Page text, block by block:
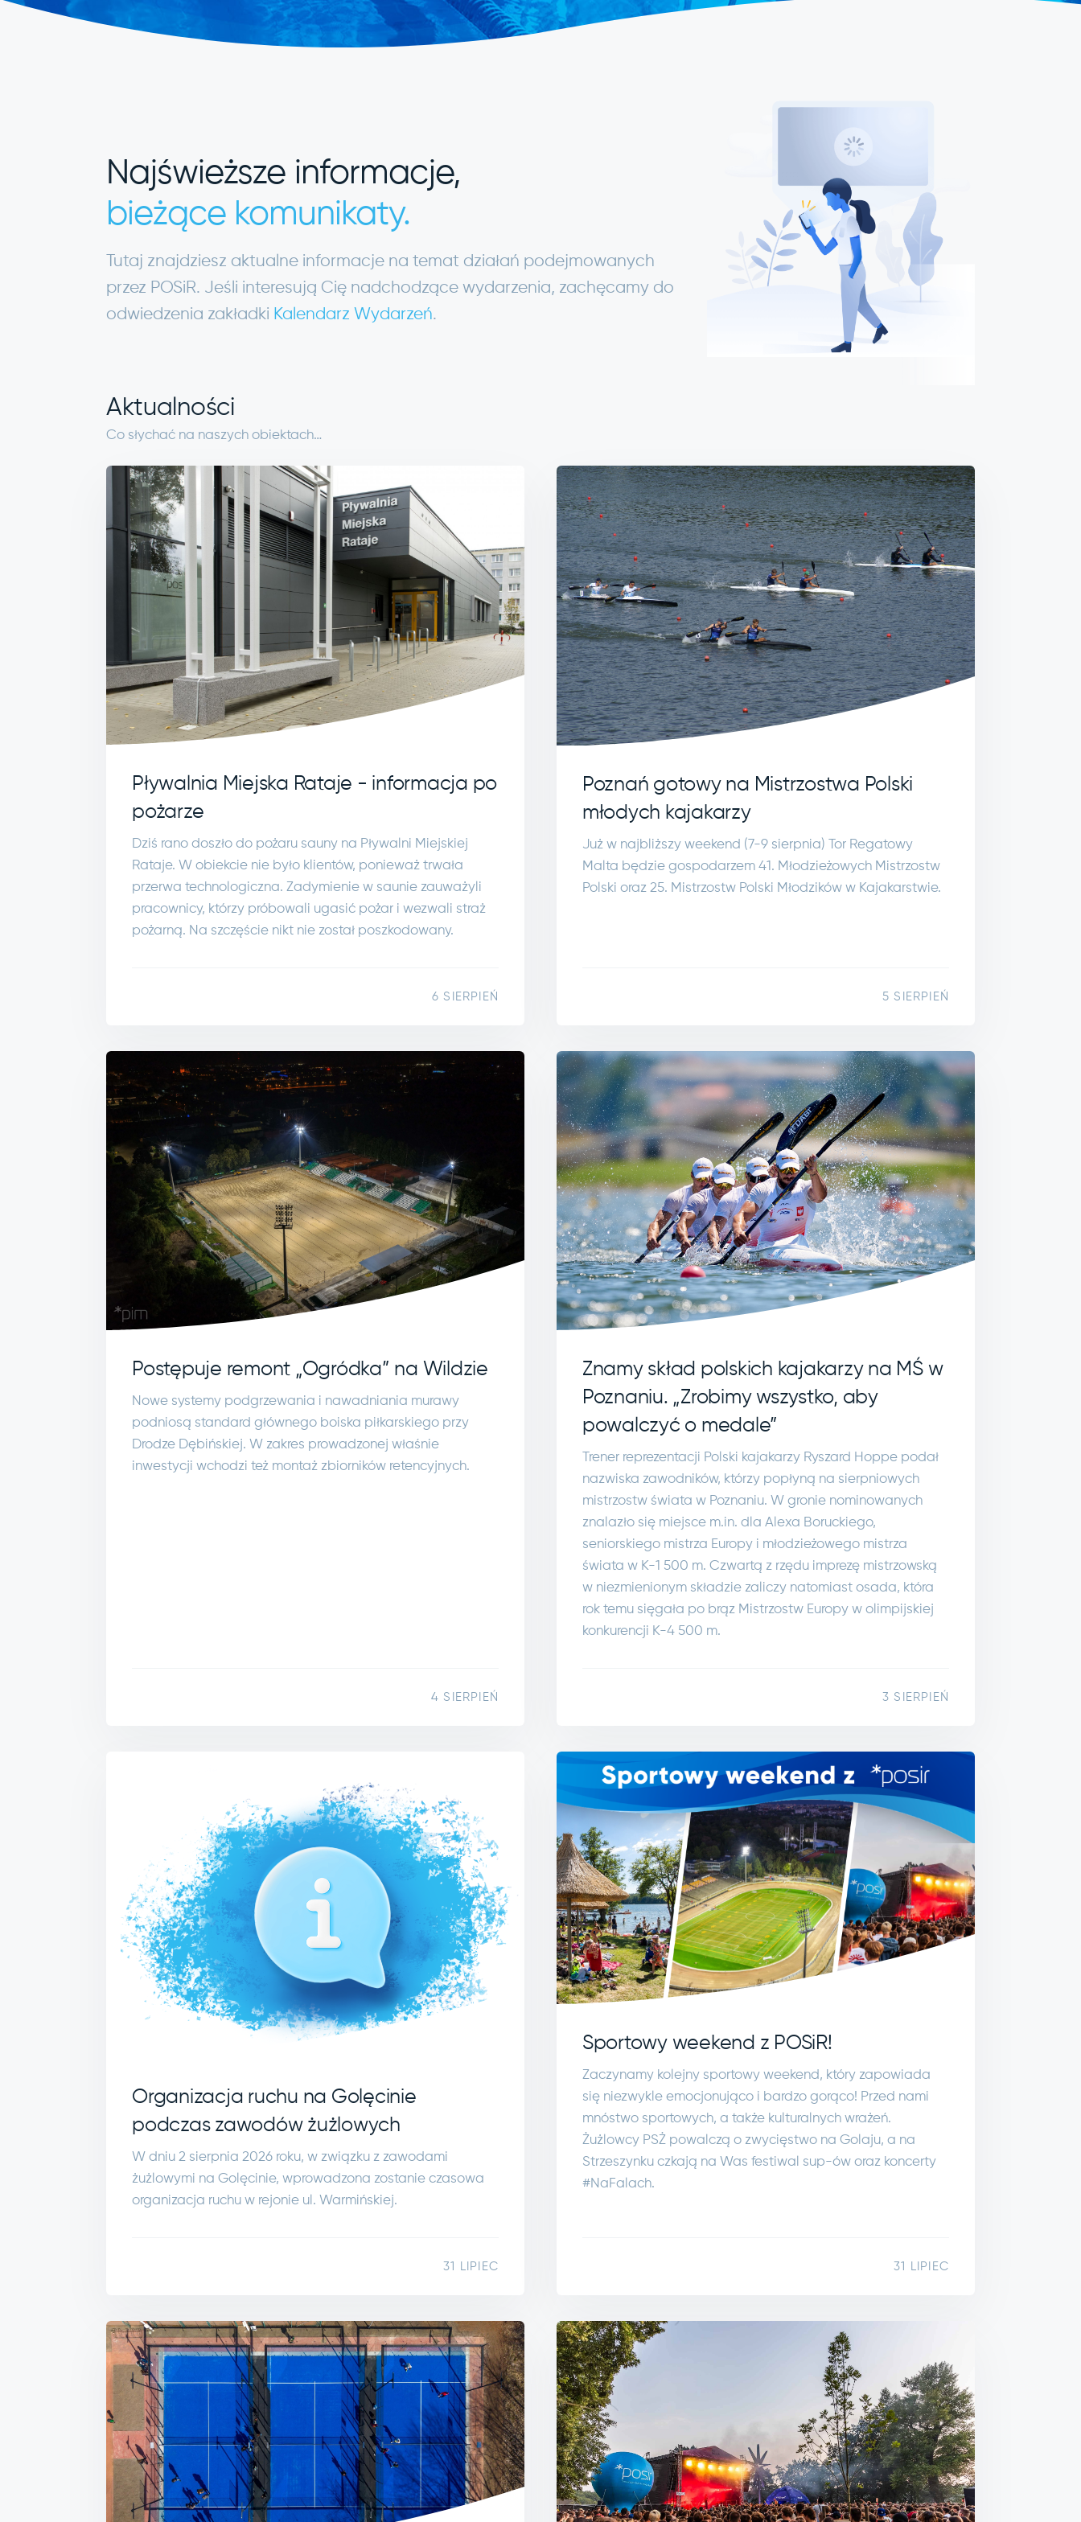
Najświeższe informacje,
bieżące komunikaty.
Tutaj znajdziesz aktualne informacje na temat działań podejmowanych
przez POSiR. Jeśli interesują Cię nadchodzące wydarzenia, zachęcamy do
odwiedzenia zakładki Kalendarz Wydarzeń.
Aktualności
Co słychać na naszych obiektach…
Pływalnia Miejska Rataje - informacja po
pożarze
Dziś rano doszło do pożaru sauny na Pływalni Miejskiej
Rataje. W obiekcie nie było klientów, ponieważ trwała
przerwa technologiczna. Zadymienie w saunie zauważyli
pracownicy, którzy próbowali ugasić pożar i wezwali straż
pożarną. Na szczęście nikt nie został poszkodowany.
6 SIERPIEŃ
Poznań gotowy na Mistrzostwa Polski
młodych kajakarzy
Już w najbliższy weekend (7-9 sierpnia) Tor Regatowy
Malta będzie gospodarzem 41. Młodzieżowych Mistrzostw
Polski oraz 25. Mistrzostw Polski Młodzików w Kajakarstwie.
5 SIERPIEŃ
Postępuje remont „Ogródka” na Wildzie
Nowe systemy podgrzewania i nawadniania murawy
podniosą standard głównego boiska piłkarskiego przy
Drodze Dębińskiej. W zakres prowadzonej właśnie
inwestycji wchodzi też montaż zbiorników retencyjnych.
4 SIERPIEŃ
Znamy skład polskich kajakarzy na MŚ w
Poznaniu. „Zrobimy wszystko, aby
powalczyć o medale”
Trener reprezentacji Polski kajakarzy Ryszard Hoppe podał
nazwiska zawodników, którzy popłyną na sierpniowych
mistrzostw świata w Poznaniu. W gronie nominowanych
znalazło się miejsce m.in. dla Alexa Boruckiego,
seniorskiego mistrza Europy i młodzieżowego mistrza
świata w K-1 500 m. Czwartą z rzędu imprezę mistrzowską
w niezmienionym składzie zaliczy natomiast osada, która
rok temu sięgała po brąz Mistrzostw Europy w olimpijskiej
konkurencji K-4 500 m.
3 SIERPIEŃ
Organizacja ruchu na Golęcinie
podczas zawodów żużlowych
W dniu 2 sierpnia 2026 roku, w związku z zawodami
żużlowymi na Golęcinie, wprowadzona zostanie czasowa
organizacja ruchu w rejonie ul. Warmińskiej.
31 LIPIEC
Sportowy weekend z POSiR!
Zaczynamy kolejny sportowy weekend, który zapowiada
się niezwykle emocjonująco i bardzo gorąco! Przed nami
mnóstwo sportowych, a także kulturalnych wrażeń.
Żużlowcy PSŻ powalczą o zwycięstwo na Golaju, a na
Strzeszynku czkają na Was festiwal sup-ów oraz koncerty
#NaFalach.
31 LIPIEC